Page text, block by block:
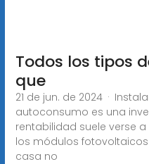
Todos los tipos
que
21 de jun. de 2024 ·
autoconsumo es una
rentabilidad suele verse
los módulos
casa no